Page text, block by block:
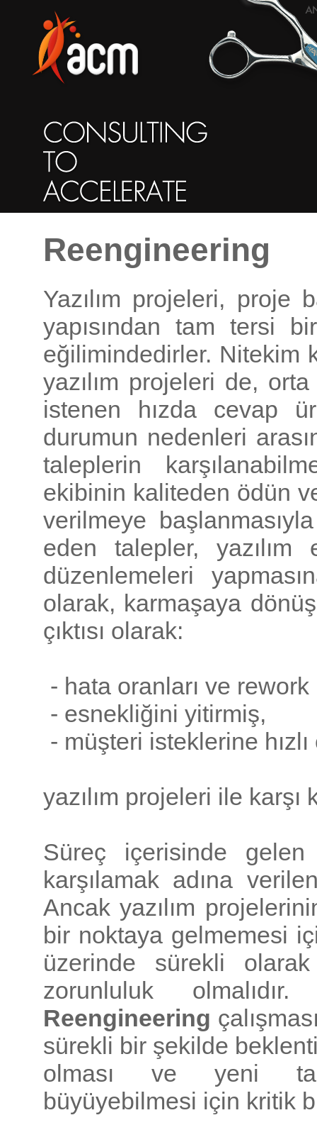
Reengineering
Yazılım projeleri, proje
yapısından tam tersi
eğilimindedirler. Nitekim
yazılım projeleri de,
istenen hızda cevap
durumun nedenleri
taleplerin
ekibinin kaliteden ödün
verilmeye
eden talepler,
düzenlemeleri
olarak, karmaşaya
çıktısı olarak:
- hata oranları ve
- esnekliğini yitirmiş,
- müşteri isteklerine
yazılım projeleri ile karşı
Süreç içerisinde
karşılamak adına
Ancak yazılım
bir noktaya gelmemesi
üzerinde sürekli
zorunluluk
Reengineering
sürekli bir şekilde
olması ve yeni
büyüyebilmesi için kritik